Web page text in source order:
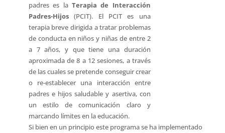
padres es la Terapia de Interacción
Padres-Hijos(PCIT). El PCIT es una
terapia breve dirigida a tratar problemas
de conducta en niños y niñas de entre 2
a 7 años, y que tiene una duración
aproximada de 8 a 12 sesiones, a través
de las cuales se pretende conseguir crear
o re-establecer una interacción entre
padres e hijos saludable y asertiva, con
un estilo de comunicación claro y
marcando límites en la educación.
Si bien en un principio este programa se ha implementado